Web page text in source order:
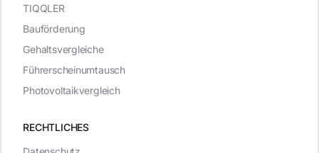
RECHTLICHES
TIQQLER
Bauförderung
Gehaltsvergleiche
Führerscheinumtausch
Photovoltaikvergleich